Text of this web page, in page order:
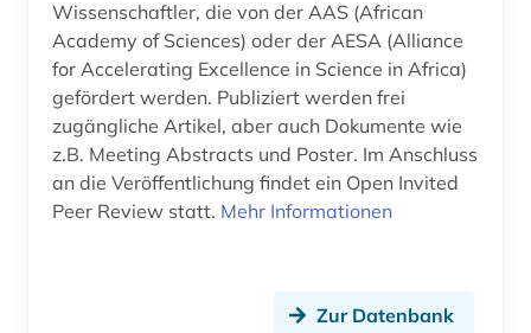
biotechnologie (1)
biowissenschaften (4)
bodenkunde (1)
bodenökologie (1)
brief (1)
Wissenschaftler, die von der AAS (African
Academy of Sciences) oder der AESA (Alliance
for Accelerating Excellence in Science in Africa)
gefördert werden. Publiziert werden frei
zugängliche Artikel, aber auch Dokumente wie
z.B. Meeting Abstracts und Poster. Im Anschluss
an die Veröffentlichung findet ein Open Invited
Peer Review statt. Mehr Informationen
Zur Datenbank